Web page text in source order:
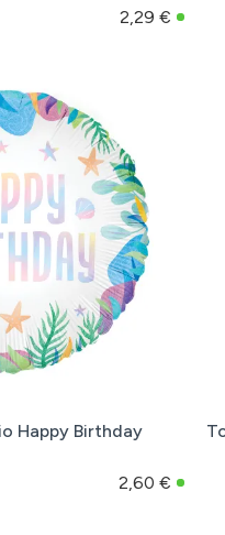
2,29 €
Happy Birthday
2,60 €